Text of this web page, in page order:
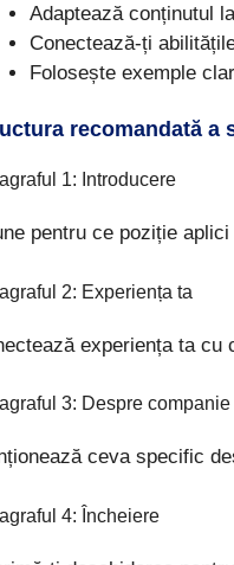
Adaptează conținutul
Conectează-ți
Folosește exemple
recomandată a
1: Introducere
pentru ce poziție
2: Experiența ta
experiența ta cu
3: Despre companie
ceva specific
4: Încheiere